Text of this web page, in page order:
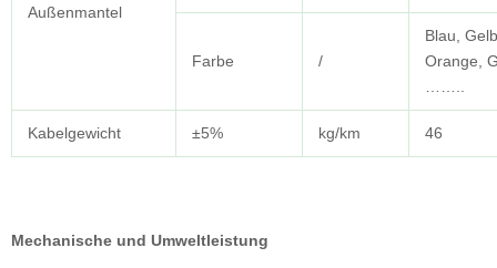
Außenmantel
Farbe /
Blau,
Orange,
……..
Kabelgewicht ±5% kg/km 46
Mechanische und Umweltleistung